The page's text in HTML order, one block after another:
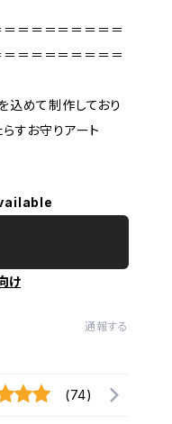
＝＝＝＝＝＝＝＝
＝＝＝＝＝＝＝＝
込めて制作しており
すお守りアート
け
通報する
(74)